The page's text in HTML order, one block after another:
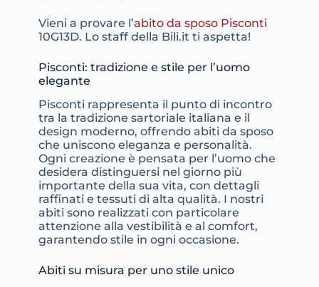
Vieni a provare l’abito da sposo Pisconti
10G13D. Lo staff della Bili.it ti aspetta!
Pisconti: tradizione e stile per l’uomo
elegante
Pisconti rappresenta il punto di incontro
tra la tradizione sartoriale italiana e il
design moderno, offrendo abiti da sposo
che uniscono eleganza e personalità.
Ogni creazione è pensata per l’uomo che
desidera distinguersi nel giorno più
importante della sua vita, con dettagli
raffinati e tessuti di alta qualità. I nostri
abiti sono realizzati con particolare
attenzione alla vestibilità e al comfort,
garantendo stile in ogni occasione.
Abiti su misura per uno stile unico